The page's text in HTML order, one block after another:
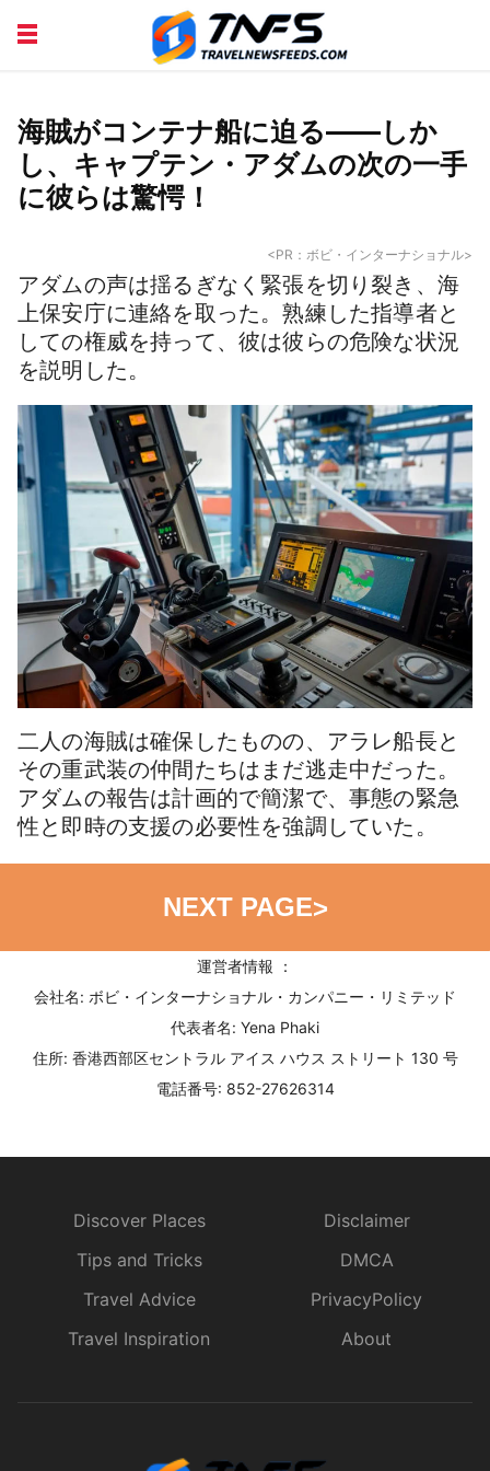
DISCOVER PLACES TIPS AND TRICKS
海賊がコンテナ船に迫る——しか
し、キャプテン・アダムの次の一手
に彼らは驚愕！
<PR：ボビ・インターナショナル>
アダムの声は揺るぎなく緊張を切り裂き、海
上保安庁に連絡を取った。熟練した指導者と
しての権威を持って、彼は彼らの危険な状況
を説明した。
二人の海賊は確保したものの、アラレ船長と
その重武装の仲間たちはまだ逃走中だった。
アダムの報告は計画的で簡潔で、事態の緊急
性と即時の支援の必要性を強調していた。
NEXT PAGE>
運営者情報 ：
会社名: ボビ・インターナショナル・カンパニー・リミテッド
代表者名: Yena Phaki
住所: 香港西部区セントラル アイス ハウス ストリート 130 号
電話番号: 852-27626314
Discover Places
Tips and Tricks
Travel Advice
Travel Inspiration
Disclaimer
DMCA
PrivacyPolicy
About